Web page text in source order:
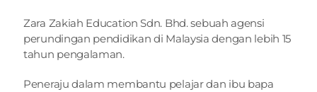
Zara Zakiah Education Sdn. Bhd. sebuah agensi
perundingan pendidikan di Malaysia dengan lebih 15
tahun pengalaman.
Peneraju dalam membantu pelajar dan ibu bapa